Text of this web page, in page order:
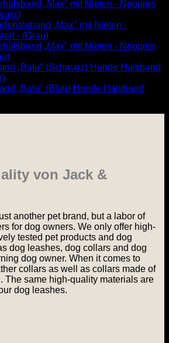
„Max" mit Nieten - Neopren
„Max" mit Nieten - Neopren
Hunde Halsband
Hunde Halsband
von Jack &
another pet brand, but a labor of
for dog owners. We only offer high-
tested pet products and dog
dog leashes, dog collars and dog
dog owner. When it comes to
collars as well as collars made of
The same high-quality materials are
dog leashes.